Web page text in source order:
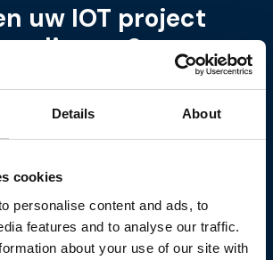
Details About
cookies
personalise content and ads, to
features and to analyse our traffic.
about your use of our site with
uw IOT project
realiseren?
de rol van Internet of Things in uw
projecten bespreken.
Neem contact op